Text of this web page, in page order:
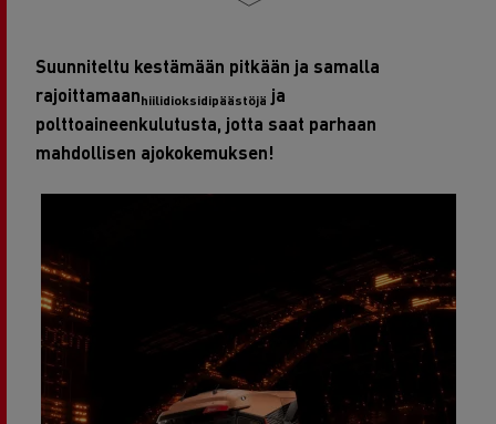
Suunniteltu kestämään pitkään ja samalla
rajoittamaanhiilidioksidipäästöjä ja
polttoaineenkulutusta, jotta saat parhaan
mahdollisen ajokokemuksen!